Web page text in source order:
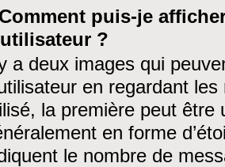
puis-je
?
a deux images qui
en regardant
la première peut être
en forme
le nombre de